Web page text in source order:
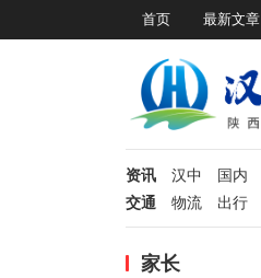
首页 最新文章
资讯 汉中 国内
交通
物流 出行
家长